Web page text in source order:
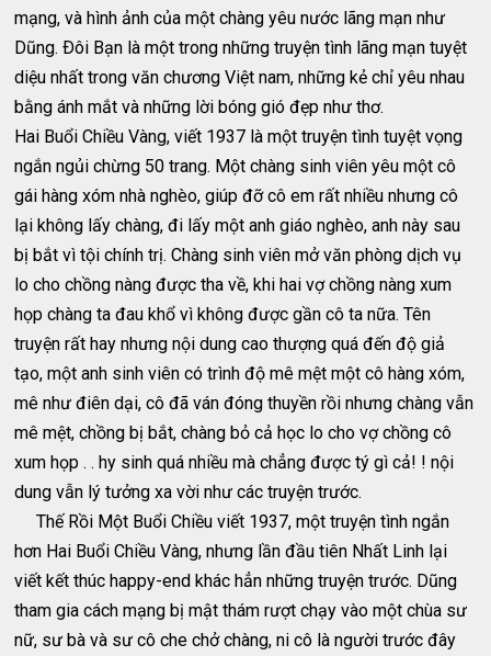
mạng, và hình ảnh của một chàng yêu nước lãng mạn như
Dũng. Ðôi Bạn là một trong những truyện tình lãng mạn tuyệt
diệu nhất trong văn chương Việt nam, những kẻ chỉ yêu nhau
bằng ánh mắt và những lời bóng gió đẹp như thơ.
Hai Buổi Chiều Vàng, viết 1937 là một truyện tình tuyệt vọng
ngắn ngủi chừng 50 trang. Một chàng sinh viên yêu một cô
gái hàng xóm nhà nghèo, giúp đỡ cô em rất nhiều nhưng cô
lại không lấy chàng, đi lấy một anh giáo nghèo, anh này sau
bị bắt vì tội chính trị. Chàng sinh viên mở văn phòng dịch vụ
lo cho chồng nàng được tha về, khi hai vợ chồng nàng xum
họp chàng ta đau khổ vì không được gần cô ta nữa. Tên
truyện rất hay nhưng nội dung cao thượng quá đến độ giả
tạo, một anh sinh viên có trình độ mê mệt một cô hàng xóm,
mê như điên dại, cô đã ván đóng thuyền rồi nhưng chàng vẫn
mê mệt, chồng bị bắt, chàng bỏ cả học lo cho vợ chồng cô
xum họp . . hy sinh quá nhiều mà chẳng được tý gì cả! ! nội
dung vẫn lý tưởng xa vời như các truyện trước.
Thế Rồi Một Buổi Chiều viết 1937, một truyện tình ngắn
hơn Hai Buổi Chiều Vàng, nhưng lần đầu tiên Nhất Linh lại
viết kết thúc happy-end khác hẳn những truyện trước. Dũng
tham gia cách mạng bị mật thám rượt chạy vào một chùa sư
nữ, sư bà và sư cô che chở chàng, ni cô là người trước đây